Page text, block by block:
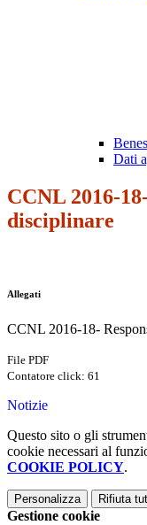
Dati
CCNL 2016-
disciplinare
Allegati
CCNL 2016-18-
File PDF
Contatore click: 61
Notizie
Questo sito o gli
cookie necessari al
COOKIE POLICY.
Personalizza Rifiuta
Gestione cookie